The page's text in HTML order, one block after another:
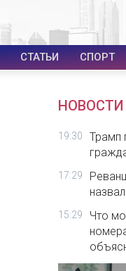
СТАТЬИ СПОРТ
19:30
Трамп
17:29
15:29
Что